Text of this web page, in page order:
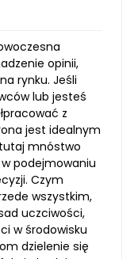
opinii,
rynku. Jeśli
lub jesteś
z
jest idealnym
mnóstwo
podejmowaniu
Czym
wszystkim,
uczciwości,
w środowisku
dzielenie się